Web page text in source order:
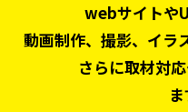
webサイトや
動画制作、撮影、 イラ
さらに取材対